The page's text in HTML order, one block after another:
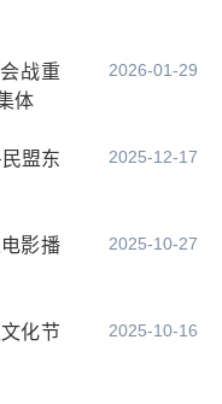
战重
体
2026-01-29
盟东
2025-12-17
影播
2025-10-27
化节
2025-10-16